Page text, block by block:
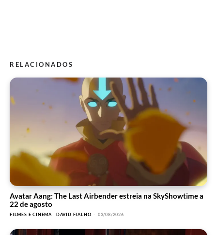
RELACIONADOS
Avatar Aang: The Last Airbender estreia na SkyShowtime a
22 de agosto
FILMES E CINEMA DAVID FIALHO - 03/08/2026